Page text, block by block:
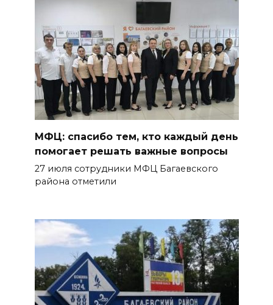
МФЦ: спасибо тем, кто каждый день
помогает решать важные вопросы
27 июля сотрудники МФЦ Багаевского
района отметили